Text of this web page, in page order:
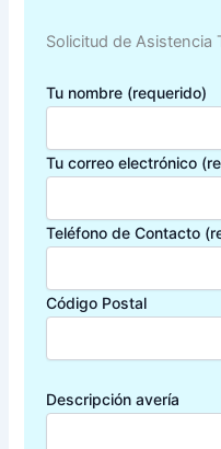
Solicitud de Asistencia
Tu nombre (requerido)
Tu correo electrónico
Teléfono de Contacto
Código Postal
Descripción avería